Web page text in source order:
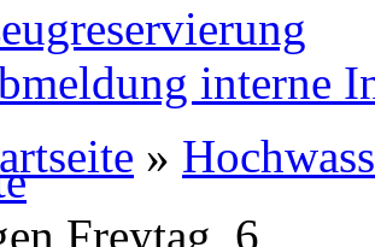
interne
»
Freytag_6